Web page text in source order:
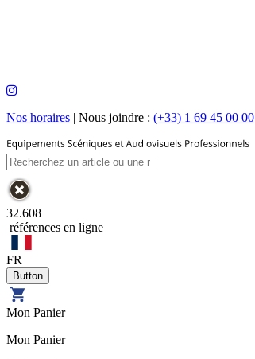
Nos horaires | Nous joindre : (+33) 1 69 45 00 00
32.608
références en ligne
FR
Mon Panier
Mon Panier